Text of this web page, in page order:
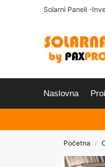
Solarni Paneli -
Naslovna
Početna /